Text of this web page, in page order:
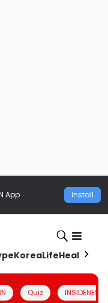
App Install
KoreaLifeHealth
Quiz INSIDENESIA